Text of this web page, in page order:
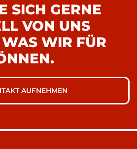
SICH GERNE
VON UNS
WIR FÜR
AUFNEHMEN